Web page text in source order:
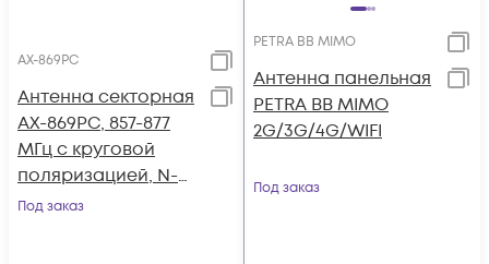
AX-869PС
Антенна секторная
AX-869PС, 857-877
МГц с круговой
поляризацией, N-
female
Под заказ
PETRA BB MIMO
Антенна панельная
PETRA BB MIMO
2G/3G/4G/WIFI
Под заказ